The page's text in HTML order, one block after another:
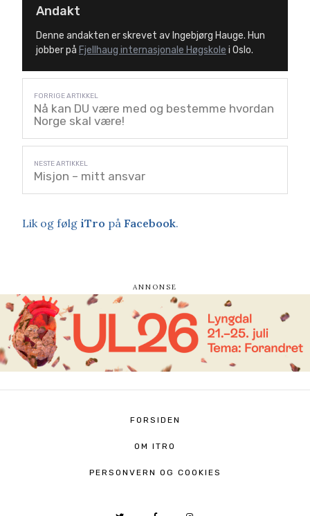
Andakt
Denne andakten er skrevet av Ingebjørg Hauge. Hun
jobber på Fjellhaug internasjonale Høgskole i Oslo.
Nå kan DU være med og bestemme hvordan
Norge skal være!
Misjon – mitt ansvar
Lik og følg iTro på Facebook.
FORSIDEN
OM ITRO
PERSONVERN OG COOKIES